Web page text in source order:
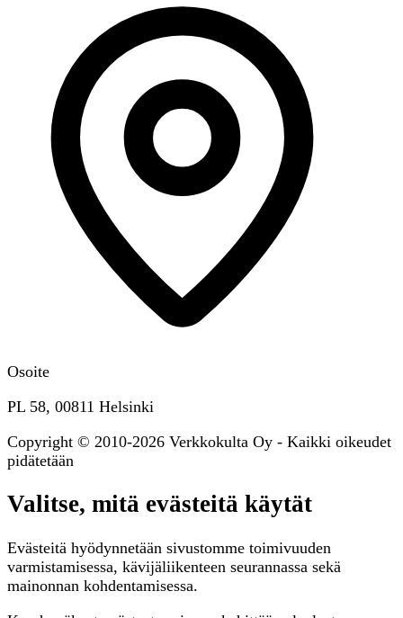
Osoite
PL 58, 00811 Helsinki
Copyright © 2010-2026 Verkkokulta Oy - Kaikki oikeudet
pidätetään
Valitse, mitä evästeitä käytät
Evästeitä hyödynnetään sivustomme toimivuuden
varmistamisessa, kävijäliikenteen seurannassa sekä
mainonnan kohdentamisessa.